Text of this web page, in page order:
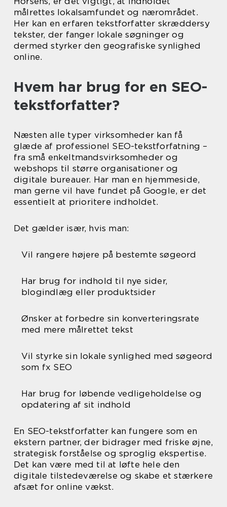
målrettes lokalsamfundet og nærområdet.
Her kan en erfaren tekstforfatter skræddersy
tekster, der fanger lokale søgninger og
dermed styrker den geografiske synlighed
online.
Hvem har brug for en SEO-
tekstforfatter?
Næsten alle typer virksomheder kan få
glæde af professionel SEO-tekstforfatning –
fra små enkeltmandsvirksomheder og
webshops til større organisationer og
digitale bureauer. Har man en hjemmeside,
man gerne vil have fundet på Google, er det
essentielt at prioritere indholdet.
Det gælder især, hvis man:
Vil rangere højere på bestemte søgeord
Har brug for indhold til nye sider,
blogindlæg eller produktsider
Ønsker at forbedre sin konverteringsrate
med mere målrettet tekst
Vil styrke sin lokale synlighed med søgeord
som fx SEO
Har brug for løbende vedligeholdelse og
opdatering af sit indhold
En SEO-tekstforfatter kan fungere som en
ekstern partner, der bidrager med friske øjne,
strategisk forståelse og sproglig ekspertise.
Det kan være med til at løfte hele den
digitale tilstedeværelse og skabe et stærkere
afsæt for online vækst.